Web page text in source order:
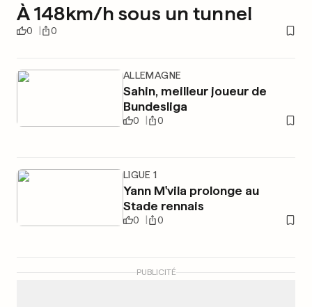
À 148km/h sous un tunnel
0 0
ALLEMAGNE
Sahin, meilleur joueur de
Bundesliga
0 0
LIGUE 1
Yann M'vila prolonge au
Stade rennais
0 0
PUBLICITÉ